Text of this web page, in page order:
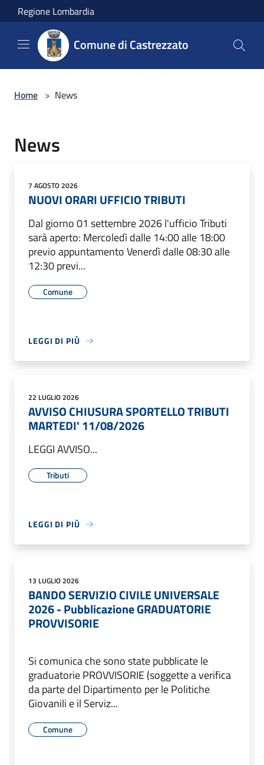
Salta al contenuto principale
Regione Lombardia
Comune di Castrezzato
Home > News
News
7 AGOSTO 2026
NUOVI ORARI UFFICIO TRIBUTI
Dal giorno 01 settembre 2026 l'ufficio Tributi
sarà aperto: Mercoledì dalle 14:00 alle 18:00
previo appuntamento Venerdì dalle 08:30 alle
12:30 previ...
Comune
LEGGI DI PIÙ
22 LUGLIO 2026
AVVISO CHIUSURA SPORTELLO TRIBUTI
MARTEDI' 11/08/2026
LEGGI AVVISO...
Tributi
LEGGI DI PIÙ
13 LUGLIO 2026
BANDO SERVIZIO CIVILE UNIVERSALE
2026 - Pubblicazione GRADUATORIE
PROVVISORIE
Si comunica che sono state pubblicate le
graduatorie PROVVISORIE (soggette a verifica
da parte del Dipartimento per le Politiche
Giovanili e il Serviz...
Comune